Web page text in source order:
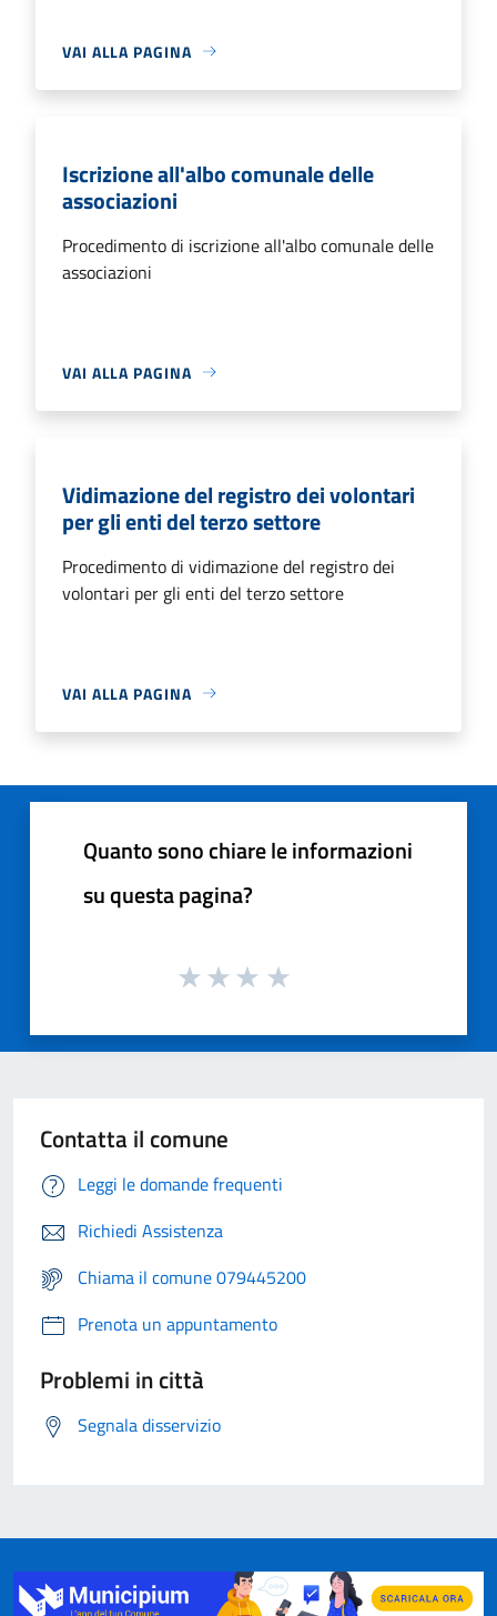
VAI ALLA PAGINA
Iscrizione all'albo comunale delle
associazioni
Procedimento di iscrizione all'albo comunale delle
associazioni
VAI ALLA PAGINA
Vidimazione del registro dei volontari
per gli enti del terzo settore
Procedimento di vidimazione del registro dei
volontari per gli enti del terzo settore
VAI ALLA PAGINA
Quanto sono chiare le informazioni
su questa pagina?
Contatta il comune
Leggi le domande frequenti
Richiedi Assistenza
Chiama il comune 079445200
Prenota un appuntamento
Problemi in città
Segnala disservizio